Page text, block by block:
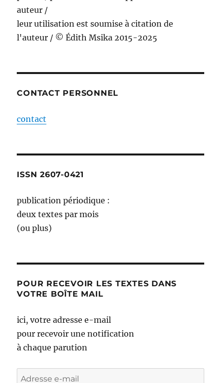
auteur /
leur utilisation est soumise à citation de
l'auteur / © Édith Msika 2015-2025
CONTACT PERSONNEL
contact
ISSN 2607-0421
publication périodique :
deux textes par mois
(ou plus)
POUR RECEVOIR LES TEXTES DANS
VOTRE BOÎTE MAIL
ici, votre adresse e-mail
pour recevoir une notification
à chaque parution
Adresse